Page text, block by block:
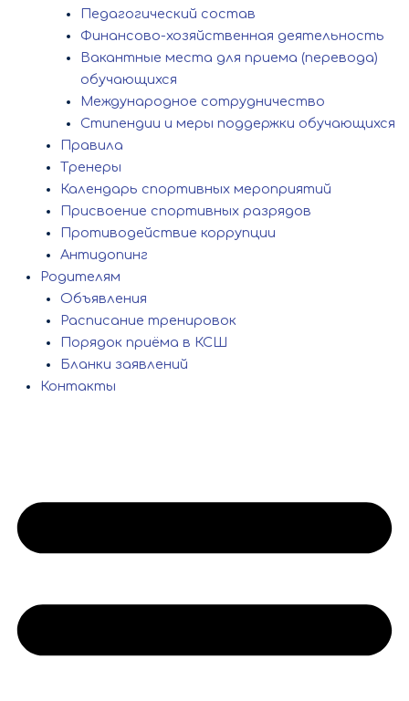
Педагогический состав
Финансово-хозяйственная деятельность
Вакантные места для приема (перевода)
обучающихся
Международное сотрудничество
Стипендии и меры поддержки обучающихся
Правила
Тренеры
Календарь спортивных мероприятий
Присвоение спортивных разрядов
Противодействие коррупции
Антидопинг
Родителям
Объявления
Расписание тренировок
Порядок приёма в КСШ
Бланки заявлений
Контакты